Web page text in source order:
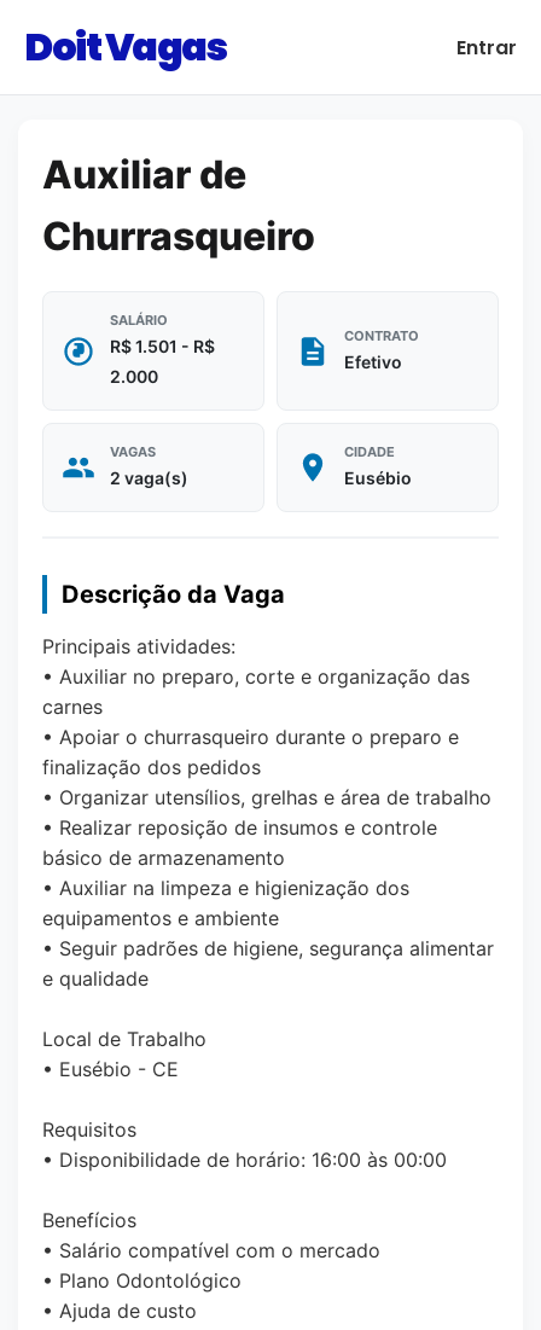
Doit Vagas Entrar
Auxiliar de
Churrasqueiro
SALÁRIO
R$ 1.501 - R$
2.000
CONTRATO
Efetivo
VAGAS
2 vaga(s)
CIDADE
Eusébio
Descrição da Vaga
Principais atividades:
• Auxiliar no preparo, corte e organização das
carnes
• Apoiar o churrasqueiro durante o preparo e
finalização dos pedidos
• Organizar utensílios, grelhas e área de trabalho
• Realizar reposição de insumos e controle
básico de armazenamento
• Auxiliar na limpeza e higienização dos
equipamentos e ambiente
• Seguir padrões de higiene, segurança alimentar
e qualidade
Local de Trabalho
• Eusébio - CE
Requisitos
• Disponibilidade de horário: 16:00 às 00:00
Benefícios
• Salário compatível com o mercado
• Plano Odontológico
• Ajuda de custo